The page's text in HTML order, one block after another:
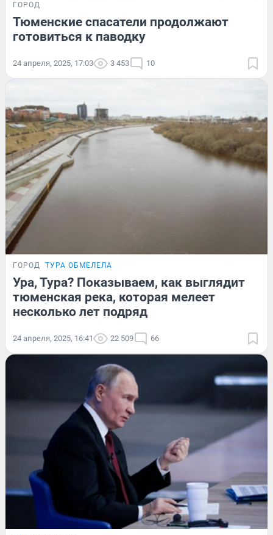
ГОРОД
Тюменские спасатели продолжают
готовиться к паводку
24 апреля, 2025, 17:03 3 453 10
ГОРОД ТУРА ОБМЕЛЕЛА
Ура, Тура? Показываем, как выглядит
тюменская река, которая мелеет
несколько лет подряд
24 апреля, 2025, 16:41 22 509 66